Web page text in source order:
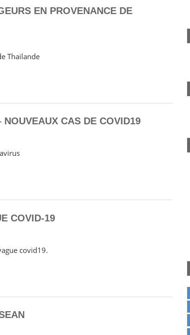
EN PROVENANCE DE
Thailande
NOUVEAUX CAS DE COVID19
COVID-19
covid19.